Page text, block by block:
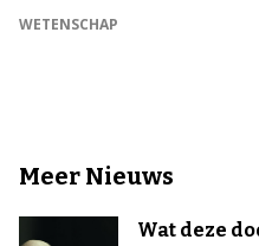
WETENSCHAP
Meer Nieuws
Wat deze